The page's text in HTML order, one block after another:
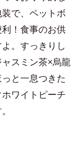
で、ペットボ
！食事のお供
。すっきりし
スミン茶×烏龍
と一息つきた
ワイトピーチ